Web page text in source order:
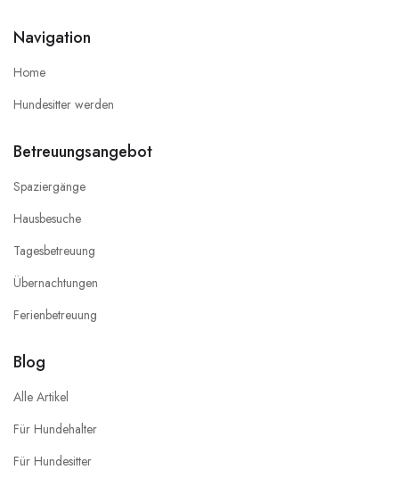
Navigation
Home
Hundesitter werden
Betreuungsangebot
Spaziergänge
Hausbesuche
Tagesbetreuung
Übernachtungen
Ferienbetreuung
Blog
Alle Artikel
Für Hundehalter
Für Hundesitter